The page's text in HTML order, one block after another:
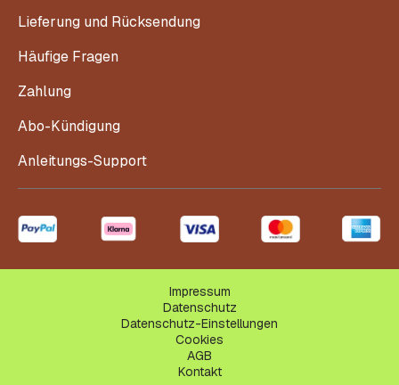
Lieferung und Rücksendung
Häufige Fragen
Zahlung
Abo-Kündigung
Anleitungs-Support
Impressum
Datenschutz
Datenschutz-Einstellungen
Cookies
AGB
Kontakt